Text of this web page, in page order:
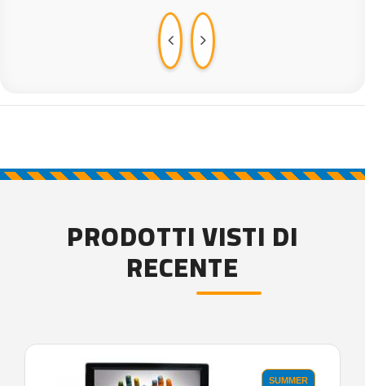
PRODOTTI VISTI DI
RECENTE
SUMMER